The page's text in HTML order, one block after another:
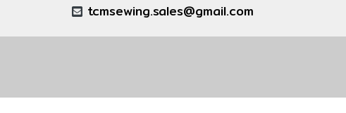
tcmsewing.sales@gmail.com